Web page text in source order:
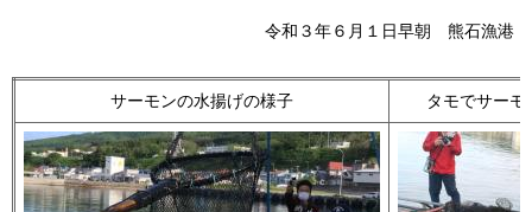
令和３年６月１日早朝 熊石漁港
サーモンの水揚げの様子 タモでサー